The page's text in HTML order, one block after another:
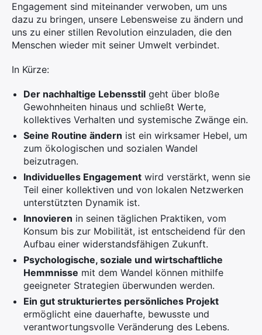
Engagement sind miteinander verwoben, um uns
dazu zu bringen, unsere Lebensweise zu ändern und
uns zu einer stillen Revolution einzuladen, die den
Menschen wieder mit seiner Umwelt verbindet.
In Kürze:
Der nachhaltige Lebensstil geht über bloße
Gewohnheiten hinaus und schließt Werte,
kollektives Verhalten und systemische Zwänge ein.
Seine Routine ändern ist ein wirksamer Hebel, um
zum ökologischen und sozialen Wandel
beizutragen.
Individuelles Engagement wird verstärkt, wenn sie
Teil einer kollektiven und von lokalen Netzwerken
unterstützten Dynamik ist.
Innovieren in seinen täglichen Praktiken, vom
Konsum bis zur Mobilität, ist entscheidend für den
Aufbau einer widerstandsfähigen Zukunft.
Psychologische, soziale und wirtschaftliche
Hemmnisse mit dem Wandel können mithilfe
geeigneter Strategien überwunden werden.
Ein gut strukturiertes persönliches Projekt
ermöglicht eine dauerhafte, bewusste und
verantwortungsvolle Veränderung des Lebens.